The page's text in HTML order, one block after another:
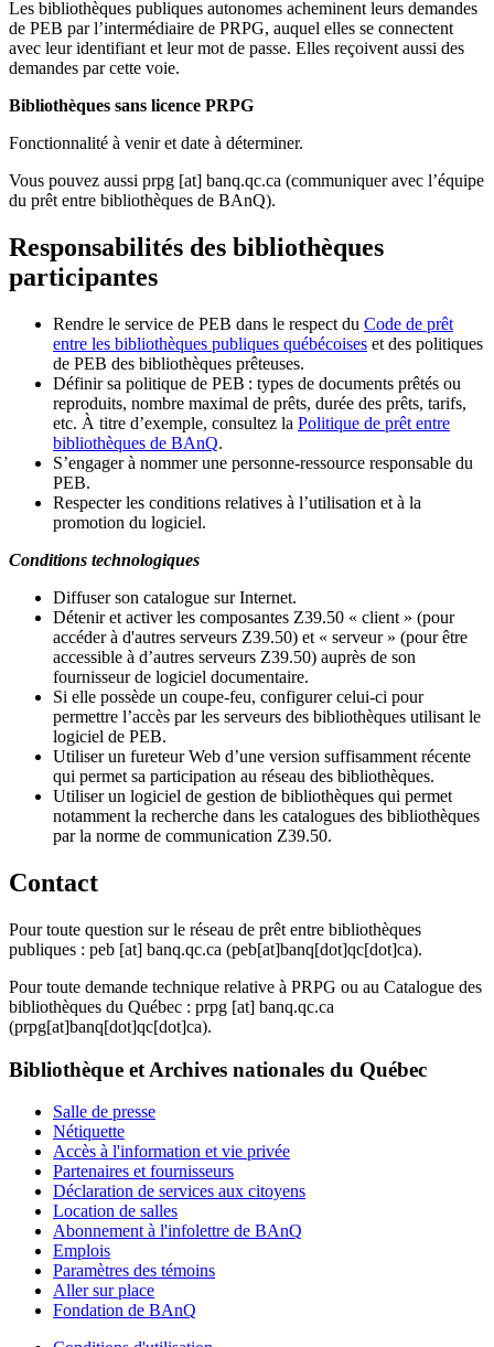
Les bibliothèques publiques autonomes acheminent leurs demandes
de PEB par l’intermédiaire de PRPG, auquel elles se connectent
avec leur identifiant et leur mot de passe. Elles reçoivent aussi des
demandes par cette voie.
Bibliothèques sans licence PRPG
Fonctionnalité à venir et date à déterminer.
Vous pouvez aussi prpg [at] banq.qc.ca (communiquer avec l’équipe
du prêt entre bibliothèques de BAnQ).
Responsabilités des bibliothèques
participantes
Rendre le service de PEB dans le respect du Code de prêt
entre les bibliothèques publiques québécoises et des politiques
de PEB des bibliothèques prêteuses.
Définir sa politique de PEB : types de documents prêtés ou
reproduits, nombre maximal de prêts, durée des prêts, tarifs,
etc. À titre d’exemple, consultez la Politique de prêt entre
bibliothèques de BAnQ.
S’engager à nommer une personne-ressource responsable du
PEB.
Respecter les conditions relatives à l’utilisation et à la
promotion du logiciel.
Conditions technologiques
Diffuser son catalogue sur Internet.
Détenir et activer les composantes Z39.50 « client » (pour
accéder à d'autres serveurs Z39.50) et « serveur » (pour être
accessible à d’autres serveurs Z39.50) auprès de son
fournisseur de logiciel documentaire.
Si elle possède un coupe-feu, configurer celui-ci pour
permettre l’accès par les serveurs des bibliothèques utilisant le
logiciel de PEB.
Utiliser un fureteur Web d’une version suffisamment récente
qui permet sa participation au réseau des bibliothèques.
Utiliser un logiciel de gestion de bibliothèques qui permet
notamment la recherche dans les catalogues des bibliothèques
par la norme de communication Z39.50.
Contact
Pour toute question sur le réseau de prêt entre bibliothèques
publiques : peb [at] banq.qc.ca (peb[at]banq[dot]qc[dot]ca).
Pour toute demande technique relative à PRPG ou au Catalogue des
bibliothèques du Québec : prpg [at] banq.qc.ca
(prpg[at]banq[dot]qc[dot]ca).
Bibliothèque et Archives nationales du Québec
Salle de presse
Nétiquette
Accès à l'information et vie privée
Partenaires et fournisseurs
Déclaration de services aux citoyens
Location de salles
Abonnement à l'infolettre de BAnQ
Emplois
Paramètres des témoins
Aller sur place
Fondation de BAnQ